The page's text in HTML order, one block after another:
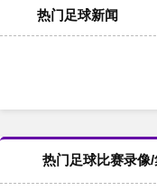
热门足球新闻
热门足球比赛录像